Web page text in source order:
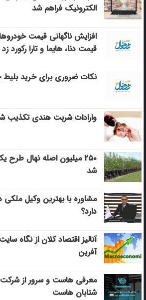
الکترونیک فراهم شد
افزایش ناگهانی قیمت
قیمت دنا، هایما و تارا رکورد زد
نکات ضروری برای خرید بلیط
وارادات شربت هندی تکذیب
۲۵۰ میلیون اصله نهال طرح
شد
مشاوره با بهترین وکیل ملکی
دارد؟
آنالیز اقتصاد کلان از نگاه
آفرین
معرفی هاست و سرور از
شتابان هاست